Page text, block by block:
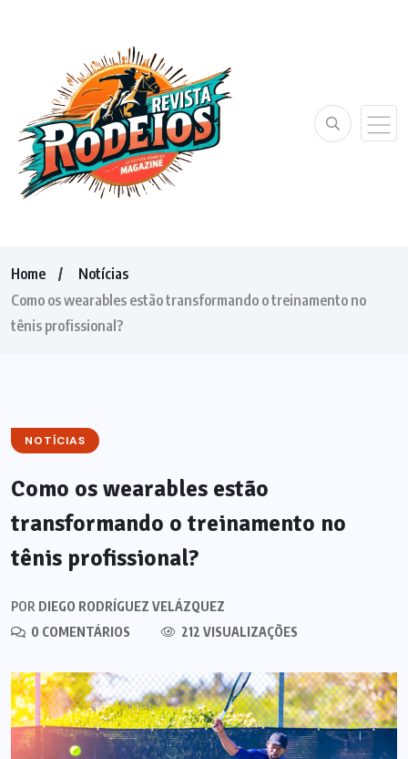
Home
Notícias
Como os wearables estão transformando o treinamento no
tênis profissional?
NOTÍCIAS
Como os wearables estão
transformando o treinamento no
tênis profissional?
POR DIEGO RODRÍGUEZ VELÁZQUEZ
0 COMENTÁRIOS
212 VISUALIZAÇÕES